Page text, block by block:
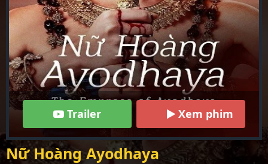
Trailer Xem phim
Nữ Hoàng Ayodhaya